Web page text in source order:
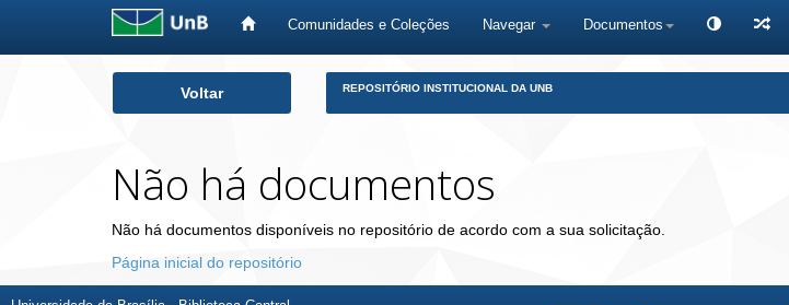
Comunidades e Coleções Navegar Documentos
Voltar REPOSITÓRIO INSTITUCIONAL DA UNB
Não há documentos
Não há documentos disponíveis no repositório de acordo com a sua solicitação.
Página inicial do repositório